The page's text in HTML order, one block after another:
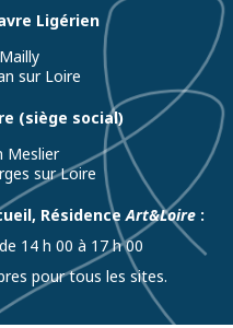
Ligérien
sur Loire
(siège social)
Meslier
sur Loire
RésidenceArt&Loire:
14 h 00 à 17 h 00
pour tous les sites.